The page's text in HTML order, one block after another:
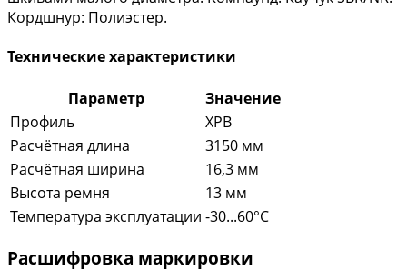
Кордшнур: Полиэстер.
Технические характеристики
Параметр
Значение
Профиль
XPB
Расчётная длина
3150 мм
Расчётная ширина
16,3 мм
Высота ремня
13 мм
Температура эксплуатации -30...60°C
Расшифровка маркировки